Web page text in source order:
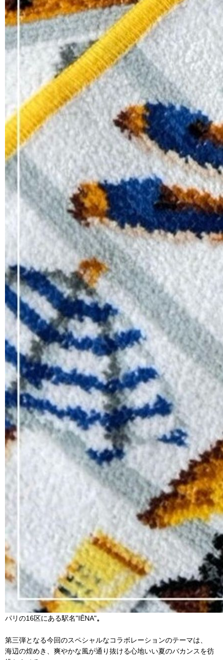
パリの16区にある駅名"IĒNA"。
第三弾となる今回のスペシャルなコラボレーションのテーマは、
海辺の煌めき、爽やかな風が通り抜ける心地いい夏のバカンスを彷